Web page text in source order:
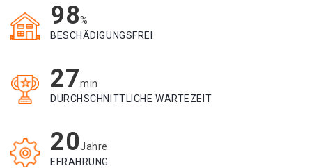
98%
BESCHÄDIGUNGSFREI
27min
DURCHSCHNITTLICHE WARTEZEIT
20Jahre
EFRAHRUNG